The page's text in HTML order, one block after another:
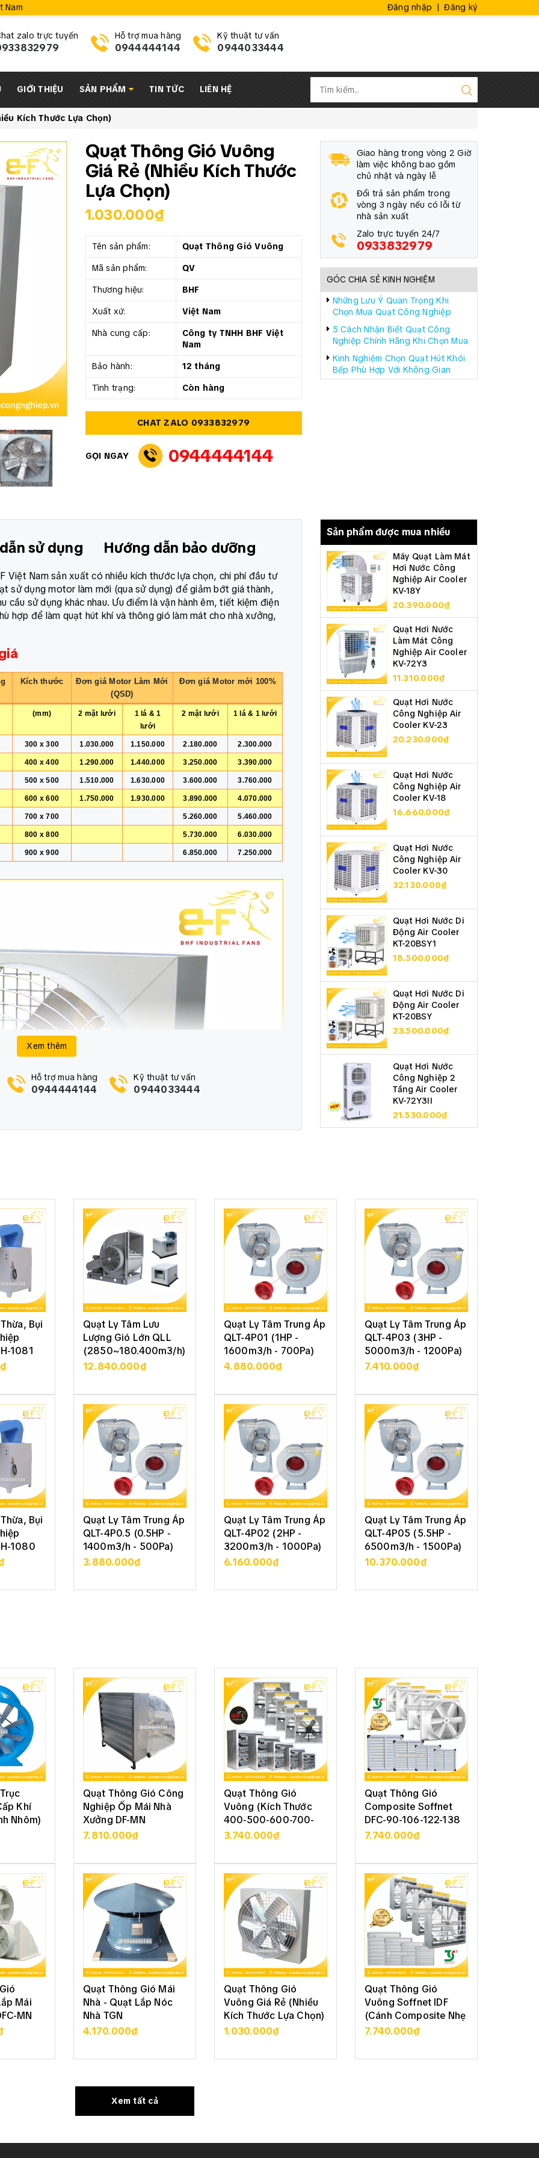
Nam Đăng nhập | Đăng ký
zalo trực tuyến Hỗ trợ mua hàng
0944444144
Kỹ thuật tư vấn
0944033444
GIỚI THIỆU SẢN PHẨM TIN TỨC LIÊN HỆ
Kích Thước Lựa Chọn)
Quạt Thông Gió Vuông
Giá Rẻ (Nhiều Kích Thước
Lựa Chọn)
1.030.000₫
Tên sản phẩm:
Quạt Thông Gió Vuông
Mã sản phẩm:
QV
Thương hiệu:
BHF
Xuất xứ:
Việt Nam
Nhà cung cấp:
Công ty TNHH BHF Việt
Nam
Bảo hành:
12 tháng
Tình trạng:
Còn hàng
CHAT ZALO 0933832979
GỌI NGAY 0944444144
Giao hàng trong vòng 2 Giờ
làm việc không bao gồm
chủ nhật và ngày lễ
Đổi trả sản phẩm trong
vòng 3 ngày nếu có lỗi từ
nhà sản xuất
Zalo trực tuyến 24/7
0933832979
GÓC CHIA SẺ KINH NGHIỆM
Những Lưu Ý Quan Trọng Khi
Chọn Mua Quạt Công Nghiệp
5 Cách Nhận Biết Quạt Công
Nghiệp Chính Hãng Khi Chọn Mua
Kinh Nghiệm Chọn Quạt Hút Khói
Bếp Phù Hợp Với Không Gian
sử dụng Hướng dẫn bảo dưỡng
Việt Nam sản xuất có nhiều kích thước lựa chọn, chi phí đầu tư
sử dụng motor làm mới (qua sử dụng) để giảm bớt giá thành,
cầu sử dụng khác nhau. Ưu điểm là vận hành êm, tiết kiệm điện
hợp để làm quạt hút khí và thông gió làm mát cho nhà xưởng,
Kích thước
Đơn giá Motor Làm Mới
(QSD)
Đơn giá Motor mới 100%
(mm) 2 mặt lưới
1 lá & 1
lưới
2 mặt lưới 1 lá & 1 lưới
300 x 300 1.030.000 1.150.000 2.180.000 2.300.000
400 x 400 1.290.000 1.440.000 3.250.000 3.390.000
500 x 500 1.510.000 1.630.000 3.600.000 3.760.000
600 x 600 1.750.000 1.930.000 3.890.000 4.070.000
700 x 700 5.260.000 5.460.000
800 x 800 5.730.000 6.030.000
900 x 900 6.850.000 7.250.000
khung quạt bằng thép cho độ bền cao
định và linh kiện dễ thay thế
400x400, 500x500, 600x600, 700x700, 800x800,
sử dụng khác nhau
quạt hút khí và thông gió làm mát cho nhà xưởng,
300x300mm
Xem thêm
Hỗ trợ mua hàng
0944444144
Kỹ thuật tư vấn
0944033444
Sản phẩm được mua nhiều
Máy Quạt Làm Mát
Hơi Nước Công
Nghiệp Air Cooler
KV-18Y
20.390.000₫
Quạt Hơi Nước
Làm Mát Công
Nghiệp Air Cooler
KV-72Y3
11.310.000₫
Quạt Hơi Nước
Công Nghiệp Air
Cooler KV-23
20.230.000₫
Quạt Hơi Nước
Công Nghiệp Air
Cooler KV-18
16.660.000₫
Quạt Hơi Nước
Công Nghiệp Air
Cooler KV-30
32.130.000₫
Quạt Hơi Nước Di
Động Air Cooler
KT-20BSY1
18.500.000₫
Quạt Hơi Nước Di
Động Air Cooler
KT-20BSY
23.500.000₫
Quạt Hơi Nước
Công Nghiệp 2
Tầng Air Cooler
KV-72Y3II
21.530.000₫
Bụi
1081
Bụi
1080
Quạt Ly Tâm Lưu
Lượng Gió Lớn QLL
(2850~180.400m3/h)
12.840.000₫
XEM CHI TIẾT
Quạt Ly Tâm Trung Áp
QLT-4P0.5 (0.5HP -
1400m3/h - 500Pa)
3.880.000₫
XEM CHI TIẾT
Quạt Ly Tâm Trung Áp
QLT-4P01 (1HP -
1600m3/h - 700Pa)
4.880.000₫
XEM CHI TIẾT
Quạt Ly Tâm Trung Áp
QLT-4P02 (2HP -
3200m3/h - 1000Pa)
6.160.000₫
XEM CHI TIẾT
Quạt Ly Tâm Trung Áp
QLT-4P03 (3HP -
5000m3/h - 1200Pa)
7.410.000₫
XEM CHI TIẾT
Quạt Ly Tâm Trung Áp
QLT-4P05 (5.5HP -
6500m3/h - 1500Pa)
10.370.000₫
XEM CHI TIẾT
Khí
Nhôm)
Mái
MN
Quạt Thông Gió Công
Nghiệp Ốp Mái Nhà
Xưởng DF-MN
7.810.000₫
XEM CHI TIẾT
Quạt Thông Gió Mái
Nhà - Quạt Lắp Nóc
Nhà TGN
4.170.000₫
XEM CHI TIẾT
Quạt Thông Gió
Vuông (Kích Thước
400-500-600-700-
800)
3.740.000₫
XEM CHI TIẾT
Quạt Thông Gió
Vuông Giá Rẻ (Nhiều
Kích Thước Lựa Chọn)
1.030.000₫
XEM CHI TIẾT
Quạt Thông Gió
Composite Soffnet
DFC-90-106-122-138
7.740.000₫
XEM CHI TIẾT
Quạt Thông Gió
Vuông Soffnet IDF
(Cánh Composite Nhẹ
Bền)
7.740.000₫
XEM CHI TIẾT
Xem tất cả